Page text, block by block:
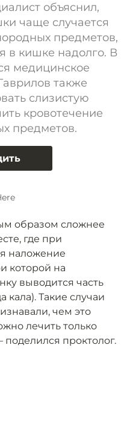
объяснил,
чаще случается
предметов,
в кишке надолго. В
медицинское
также
слизистую
кровотечение
предметов.
образом сложнее
где при
наложение
которой на
выводится часть
кала). Такие случаи
чем это
лечить только
проктолог.